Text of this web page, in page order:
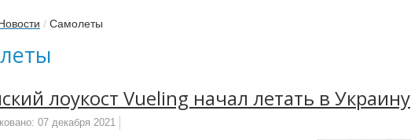
/ Самолеты
лоукост Vueling начал летать в Украину
07 декабря 2021